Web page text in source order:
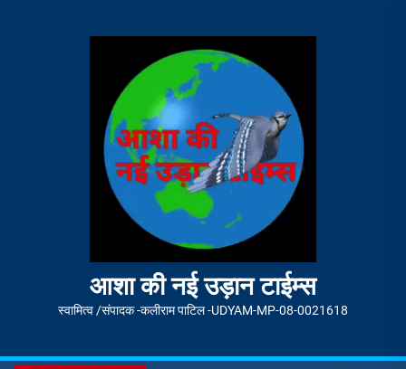
आशा की नई उड़ान टाईम्स
स्वामित्व /संपादक -कलीराम पाटिल -UDYAM-MP-08-0021618